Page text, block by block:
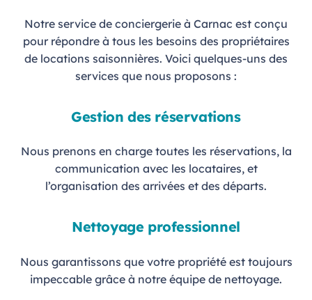
Notre service de conciergerie à Carnac est conçu
pour répondre à tous les besoins des propriétaires
de locations saisonnières. Voici quelques-uns des
services que nous proposons :
Gestion des réservations
Nous prenons en charge toutes les réservations, la
communication avec les locataires, et
l’organisation des arrivées et des départs.
Nettoyage professionnel
Nous garantissons que votre propriété est toujours
impeccable grâce à notre équipe de nettoyage.